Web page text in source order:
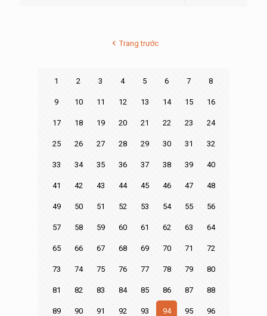
Trang trước
1 2 3 4 5 6 7 8
9 10 11 12 13 14 15 16
17 18 19 20 21 22 23 24
25 26 27 28 29 30 31 32
33 34 35 36 37 38 39 40
41 42 43 44 45 46 47 48
49 50 51 52 53 54 55 56
57 58 59 60 61 62 63 64
65 66 67 68 69 70 71 72
73 74 75 76 77 78 79 80
81 82 83 84 85 86 87 88
89 90 91 92 93 94 95 96